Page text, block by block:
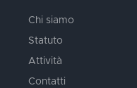
Chi siamo
Statuto
Attività
Contatti